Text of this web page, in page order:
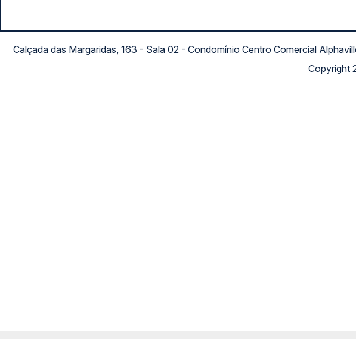
Calçada das Margaridas, 163 - Sala 02 - Condomínio Centro Comercial
Copyright